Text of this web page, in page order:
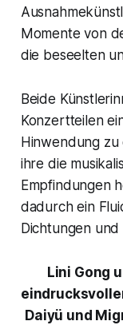
Momente von
die beseelten
Beide
Konzertteilen
Hinwendung
ihre die
Empfindungen
dadurch ein
Dichtungen
Lini Gong
Daiyü und